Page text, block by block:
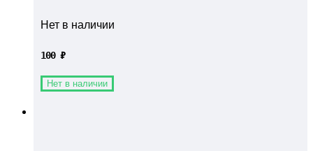
Нет в наличии
100 ₽
Нет в наличии